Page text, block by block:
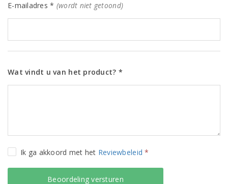
E-mailadres * (wordt niet getoond)
Wat vindt u van het product? *
Ik ga akkoord met het Reviewbeleid *